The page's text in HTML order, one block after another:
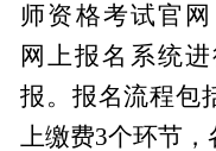
师资格考试官网
网上报名系统
报。报名流程包
上缴费3个环节